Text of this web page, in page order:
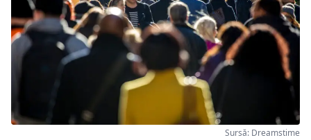
Sursă: Dreamstime